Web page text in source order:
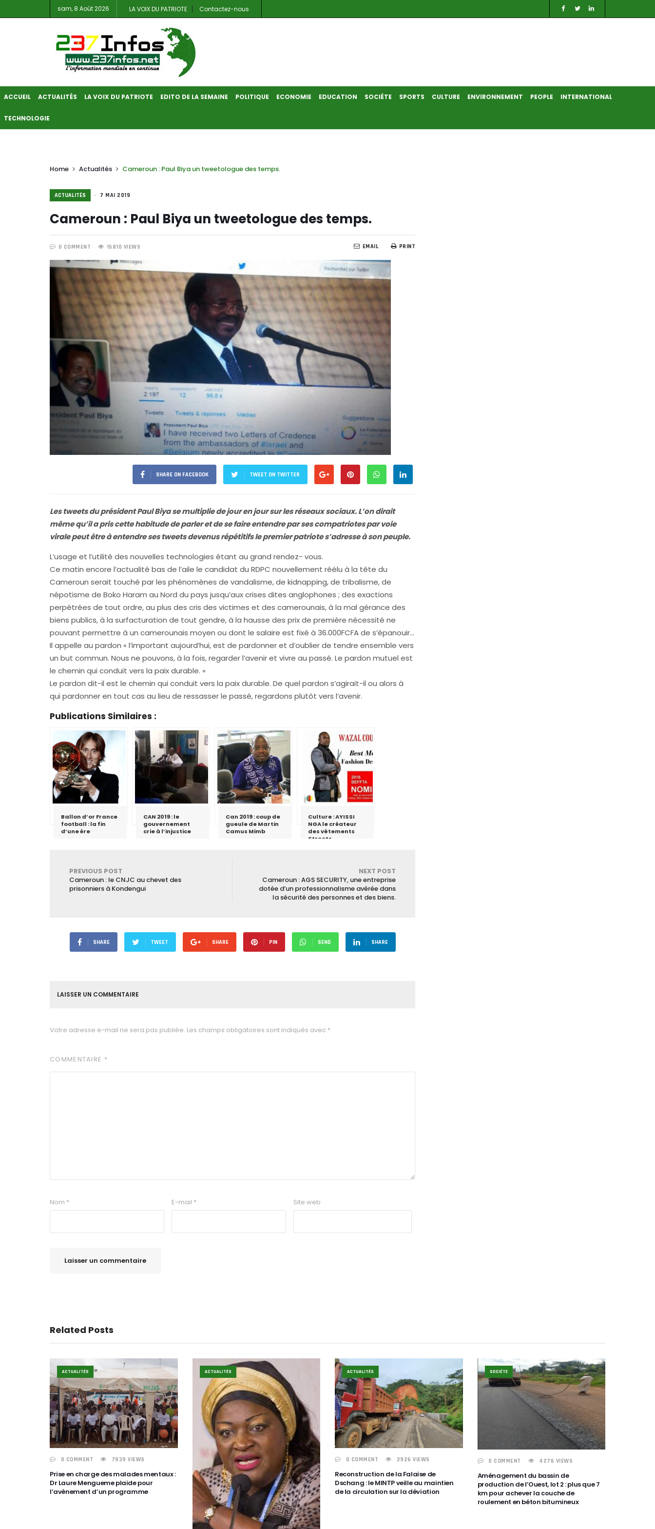
sam, 8 Août 2026 LA VOIX DU PATRIOTE Contactez-nous
ACCUEIL ACTUALITÉS LA VOIX DU PATRIOTE EDITO DE LA SEMAINE POLITIQUE ECONOMIE EDUCATION SOCIÉTE SPORTS CULTURE ENVIRONNEMENT PEOPLE INTERNATIONAL
TECHNOLOGIE
Home Actualités Cameroun : Paul Biya un tweetologue des temps.
ACTUALITÉS 7 MAI 2019
Cameroun : Paul Biya un tweetologue des temps.
0 COMMENT 15810 VIEWS PRINT
EMAIL
SHARE ON FACEBOOK TWEET ON TWITTER
Les tweets du président Paul Biya se multiplie de jour en jour sur les réseaux sociaux. L’on dirait
même qu’il a pris cette habitude de parler et de se faire entendre par ses compatriotes par voie
virale peut être à entendre ses tweets devenus répétitifs le premier patriote s’adresse à son peuple.
L’usage et l’utilité des nouvelles technologies étant au grand rendez- vous.
Ce matin encore l’actualité bas de l’aile le candidat du RDPC nouvellement réélu à la tête du
Cameroun serait touché par les phénomènes de vandalisme, de kidnapping, de tribalisme, de
népotisme de Boko Haram au Nord du pays jusqu’aux crises dites anglophones ; des exactions
perpétrées de tout ordre, au plus des cris des victimes et des camerounais, à la mal gérance des
biens publics, à la surfacturation de tout gendre, à la hausse des prix de première nécessité ne
pouvant permettre à un camerounais moyen ou dont le salaire est fixé à 36.000FCFA de s’épanouir…
Il appelle au pardon « l’important aujourd’hui, est de pardonner et d’oublier de tendre ensemble vers
un but commun. Nous ne pouvons, à la fois, regarder l’avenir et vivre au passé. Le pardon mutuel est
le chemin qui conduit vers la paix durable. »
Le pardon dit-il est le chemin qui conduit vers la paix durable. De quel pardon s’agirait-il ou alors à
qui pardonner en tout cas au lieu de ressasser le passé, regardons plutôt vers l’avenir.
Publications Similaires :
Ballon d’or France
football : la fin
d’une ère
CAN 2019 : le
gouvernement
crie à l’injustice
Can 2019 : coup de
gueule de Martin
Camus Mimb
Culture : AYISSI
NGA le créateur
des vêtements
Streets
PREVIOUS POST
Cameroun : le CNJC au chevet des
prisonniers à Kondengui
NEXT POST
Cameroun : AGS SECURITY, une entreprise
dotée d’un professionnalisme avérée dans
la sécurité des personnes et des biens.
SHARE TWEET SHARE PIN SEND SHARE
LAISSER UN COMMENTAIRE
Votre adresse e-mail ne sera pas publiée. Les champs obligatoires sont indiqués avec *
COMMENTAIRE *
Nom * E-mail * Site web
Related Posts
ACTUALITÉS
0 COMMENT 7939 VIEWS
Prise en charge des malades mentaux :
Dr Laure Mengueme plaide pour
l’avènement d’un programme
ACTUALITÉS ACTUALITÉS
0 COMMENT 2926 VIEWS
Reconstruction de la Falaise de
Dschang : le MINTP veille au maintien
de la circulation sur la déviation
SOCIÉTE
0 COMMENT 4276 VIEWS
Aménagement du bassin de
production de l’Ouest, lot 2 : plus que 7
km pour achever la couche de
roulement en béton bitumineux